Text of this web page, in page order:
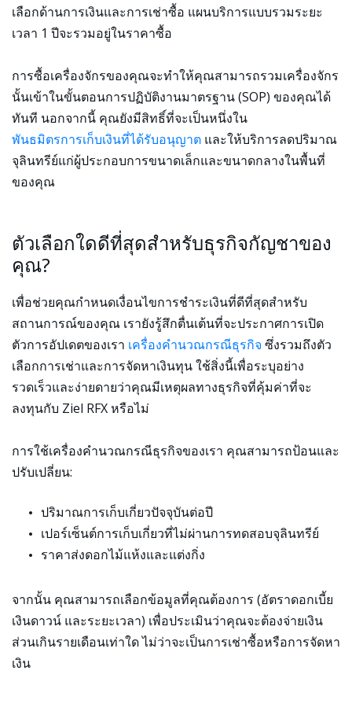
เลือกด้านการเงินและการเช่าซื้อ แผนบริการแบบรวมระยะ
เวลา 1 ปีจะรวมอยู่ในราคาซื้อ
การซื้อเครื่องจักรของคุณจะทำให้คุณสามารถรวมเครื่องจักร
นั้นเข้าในขั้นตอนการปฏิบัติงานมาตรฐาน (SOP) ของคุณได้
ทันที นอกจากนี้ คุณยังมีสิทธิ์ที่จะเป็นหนึ่งใน
พันธมิตรการเก็บเงินที่ได้รับอนุญาต และให้บริการลดปริมาณ
จุลินทรีย์แก่ผู้ประกอบการขนาดเล็กและขนาดกลางในพื้นที่
ของคุณ
ตัวเลือกใดดีที่สุดสำหรับธุรกิจกัญชาของ
คุณ?
เพื่อช่วยคุณกำหนดเงื่อนไขการชำระเงินที่ดีที่สุดสำหรับ
สถานการณ์ของคุณ เรายังรู้สึกตื่นเต้นที่จะประกาศการเปิด
ตัวการอัปเดตของเรา เครื่องคำนวณกรณีธุรกิจ ซึ่งรวมถึงตัว
เลือกการเช่าและการจัดหาเงินทุน ใช้สิ่งนี้เพื่อระบุอย่าง
รวดเร็วและง่ายดายว่าคุณมีเหตุผลทางธุรกิจที่คุ้มค่าที่จะ
ลงทุนกับ Ziel RFX หรือไม่
การใช้เครื่องคำนวณกรณีธุรกิจของเรา คุณสามารถป้อนและ
ปรับเปลี่ยน:
ปริมาณการเก็บเกี่ยวปัจจุบันต่อปี
เปอร์เซ็นต์การเก็บเกี่ยวที่ไม่ผ่านการทดสอบจุลินทรีย์
ราคาส่งดอกไม้แห้งและแต่งกิ่ง
จากนั้น คุณสามารถเลือกข้อมูลที่คุณต้องการ (อัตราดอกเบี้ย
เงินดาวน์ และระยะเวลา) เพื่อประเมินว่าคุณจะต้องจ่ายเงิน
ส่วนเกินรายเดือนเท่าใด ไม่ว่าจะเป็นการเช่าซื้อหรือการจัดหา
เงิน